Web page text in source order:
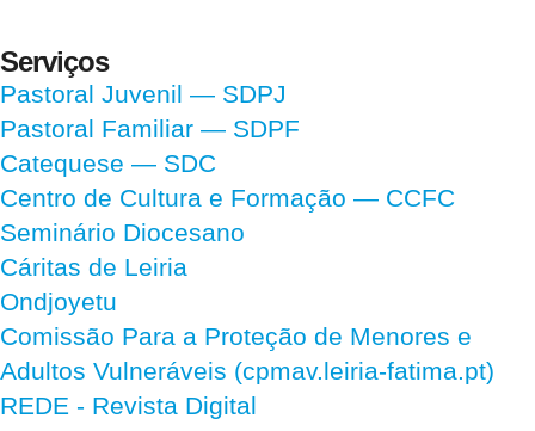
Serviços
Pastoral Juvenil — SDPJ
Pastoral Familiar — SDPF
Catequese — SDC
Centro de Cultura e Formação — CCFC
Seminário Diocesano
Cáritas de Leiria
Ondjoyetu
Comissão Para a Proteção de Menores e
Adultos Vulneráveis (cpmav.leiria-fatima.pt)
REDE - Revista Digital